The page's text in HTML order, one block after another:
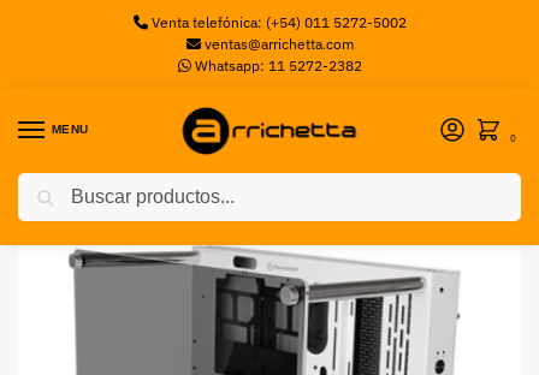
Venta telefónica: (+54) 011 5272-5002
ventas@arrichetta.com
Whatsapp: 11 5272-2382
MENU
0
Inicio Gabinetes Gaming / Gabinete Core P3 TG Blanco C/ TtGaming Riser Cable THERMALTAKE